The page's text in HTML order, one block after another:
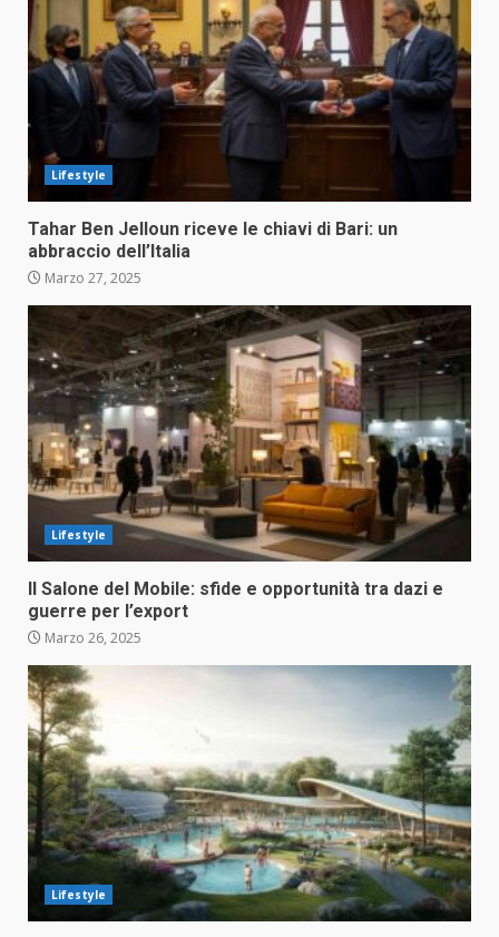
Lifestyle
Tahar Ben Jelloun riceve le chiavi di Bari: un
abbraccio dell’Italia
Marzo 27, 2025
Lifestyle
Il Salone del Mobile: sfide e opportunità tra dazi e
guerre per l’export
Marzo 26, 2025
Lifestyle